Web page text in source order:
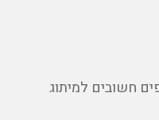
חשובים למיתוג